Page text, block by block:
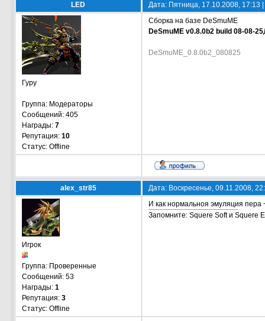
LED Дата: Пятница, 17.10.2008,
Гуру
Группа: Модераторы
Сообщений: 405
Награды: 7
Репутация: 10
Статус: Offline
Сборка на базе DeSmuME
DeSmuME v0.8.0b2 build 08-08-25
DeSmuME_0.8.0b2_080825
alex_str85 Дата: Воскресенье, 09.11.2008,
Игрок
Группа: Проверенные
Сообщений: 53
Награды: 1
Репутация: 3
Статус: Offline
И как нормальноя эмуляция пера
Запомните: Squere Soft и Squere